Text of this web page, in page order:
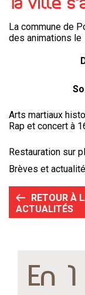
La commune de
des animations le
Arts martiaux
Rap et concert à
Restauration sur
Brèves et
RETOUR À
ACTUALITÉS
En